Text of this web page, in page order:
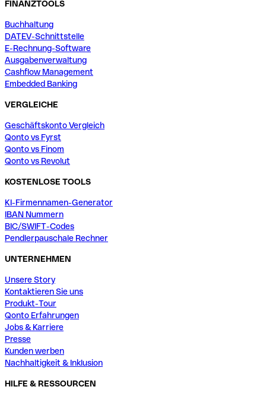
FINANZTOOLS
Buchhaltung
DATEV-Schnittstelle
E-Rechnung-Software
Ausgabenverwaltung
Cashflow Management
Embedded Banking
VERGLEICHE
Geschäftskonto Vergleich
Qonto vs Fyrst
Qonto vs Finom
Qonto vs Revolut
KOSTENLOSE TOOLS
KI-Firmennamen-Generator
IBAN Nummern
BIC/SWIFT-Codes
Pendlerpauschale Rechner
UNTERNEHMEN
Unsere Story
Kontaktieren Sie uns
Produkt-Tour
Qonto Erfahrungen
Jobs & Karriere
Presse
Kunden werben
Nachhaltigkeit & Inklusion
HILFE & RESSOURCEN